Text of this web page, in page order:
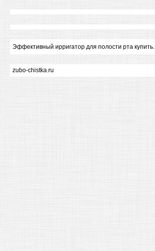
Эффективный ирригатор для полости рта купить.
zubo-chistka.ru